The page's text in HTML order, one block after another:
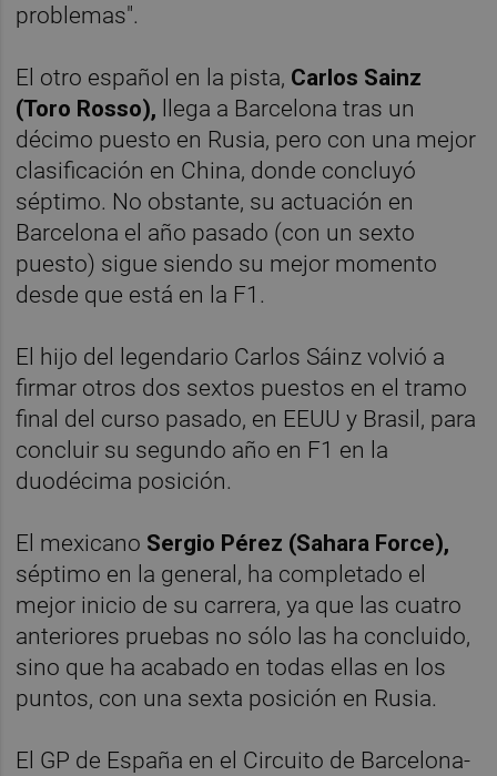
problemas".
El otro español en la pista, Carlos Sainz
(Toro Rosso), llega a Barcelona tras un
décimo puesto en Rusia, pero con una mejor
clasificación en China, donde concluyó
séptimo. No obstante, su actuación en
Barcelona el año pasado (con un sexto
puesto) sigue siendo su mejor momento
desde que está en la F1.
El hijo del legendario Carlos Sáinz volvió a
firmar otros dos sextos puestos en el tramo
final del curso pasado, en EEUU y Brasil, para
concluir su segundo año en F1 en la
duodécima posición.
El mexicano Sergio Pérez (Sahara Force),
séptimo en la general, ha completado el
mejor inicio de su carrera, ya que las cuatro
anteriores pruebas no sólo las ha concluido,
sino que ha acabado en todas ellas en los
puntos, con una sexta posición en Rusia.
El GP de España en el Circuito de Barcelona-